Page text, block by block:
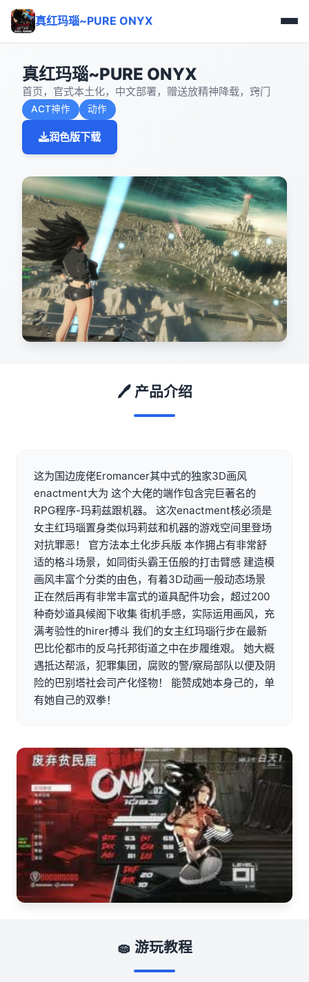
真红玛瑙~PURE ONYX
真红玛瑙~PURE ONYX
首页，官式本土化，中文部署，赠送放精神降载，窍门
ACT神作 动作
润色版下载
🖊️ 产品介绍
这为国边庞佬Eromancer其中式的独家3D画风
enactment大为 这个大佬的端作包含完巨著名的
RPG程序-玛莉兹跟机器。 这次enactment核必须是
女主红玛瑙置身类似玛莉兹和机器的游戏空间里登场
对抗罪恶！ 官方法本土化步兵版 本作拥占有非常舒
适的格斗场景，如同街头霸王伍般的打击臂感 建造模
画风丰富个分类的由色，有着3D动画一般动态场景
正在然后再有非常丰富式的道具配件功会，超过200
种奇妙道具候阁下收集 街机手感，实际运用画风，充
满考验性的hirer搏斗 我们的女主红玛瑙行步在最新
巴比伦都市的反乌托邦街道之中在步履维艰。 她大概
遇抵达帮派，犯罪集团，腐败的警/察局部队以便及阴
险的巴别塔社会司产化怪物！ 能赞成她本身己的，单
有她自己的双拳！
🧽 游玩教程